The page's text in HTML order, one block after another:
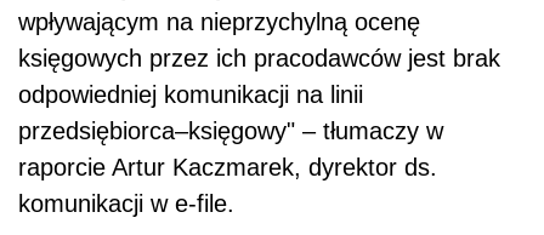
wpływającym na nieprzychylną ocenę
księgowych przez ich pracodawców jest brak
odpowiedniej komunikacji na linii
przedsiębiorca–księgowy" – tłumaczy w
raporcie Artur Kaczmarek, dyrektor ds.
komunikacji w e-file.